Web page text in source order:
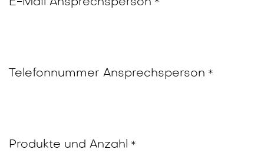
E-Mail Ansprechsperson *
Telefonnummer Ansprechsperson *
Produkte und Anzahl *